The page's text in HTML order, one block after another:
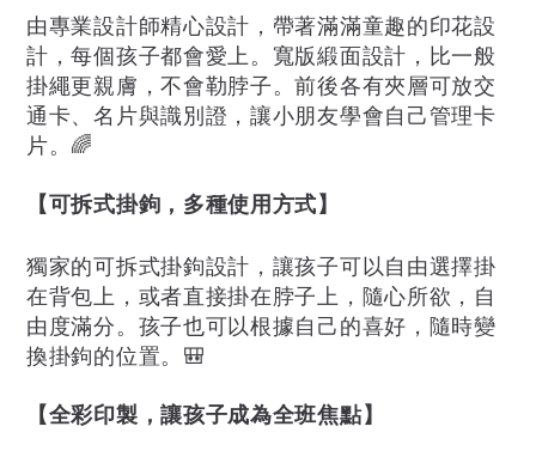
由專業設計師精心設計，帶著滿滿童趣的印花設
計，每個孩子都會愛上。寬版緞面設計，比一般
掛繩更親膚，不會勒脖子。前後各有夾層可放交
通卡、名片與識別證，讓小朋友學會自己管理卡
片。🌈
【可拆式掛鉤，多種使用方式】
獨家的可拆式掛鉤設計，讓孩子可以自由選擇掛
在背包上，或者直接掛在脖子上，隨心所欲，自
由度滿分。孩子也可以根據自己的喜好，隨時變
換掛鉤的位置。🎒
【全彩印製，讓孩子成為全班焦點】